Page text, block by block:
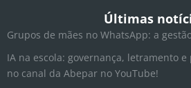
t
a
g
r
a
k
e
d
i
n
e
b
o
o
Últimas
Grupos de mães no WhatsApp: a
IA na escola: governança, letramento
no canal da Abepar no YouTube!